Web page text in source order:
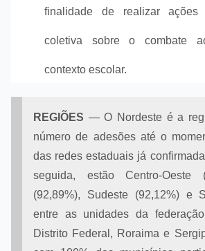
finalidade de realizar ações
coletiva sobre o combate
contexto escolar.
REGIÕES — O Nordeste é a
número de adesões até o
das redes estaduais já
seguida, estão Centro-Oeste
(92,89%), Sudeste (92,12%) e
entre as unidades da
Distrito Federal, Roraima e